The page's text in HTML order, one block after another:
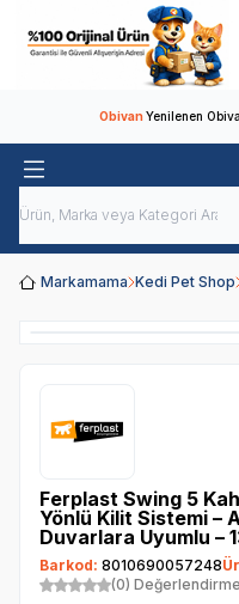
ObivanYenilenen
Markamama Kedi Pet Shop
Ferplast Swing 5
Yönlü Kilit Sistemi –
Duvarlara Uyumlu –
Barkod: 8010690057248
(0) Değerlendirme